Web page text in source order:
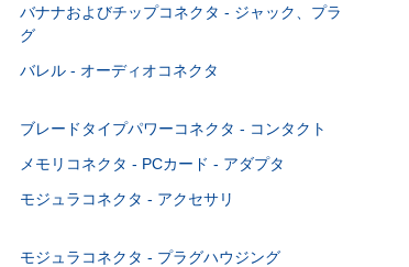
バナナおよびチップコネクタ - ジャック、プラ
グ
バレル - オーディオコネクタ
ブレードタイプパワーコネクタ - コンタクト
メモリコネクタ - PCカード - アダプタ
モジュラコネクタ - アクセサリ
モジュラコネクタ - プラグハウジング